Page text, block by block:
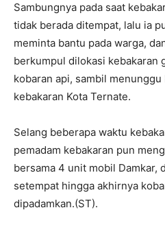
Sambungnya pada saat
tidak berada ditempat, lalu ia
meminta bantu pada warga,
berkumpul dilokasi kebakaran
kobaran api, sambil
kebakaran Kota Ternate.
Selang beberapa waktu
pemadam kebakaran pun
bersama 4 unit mobil Damkar,
setempat hingga akhirnya
dipadamkan.(ST).